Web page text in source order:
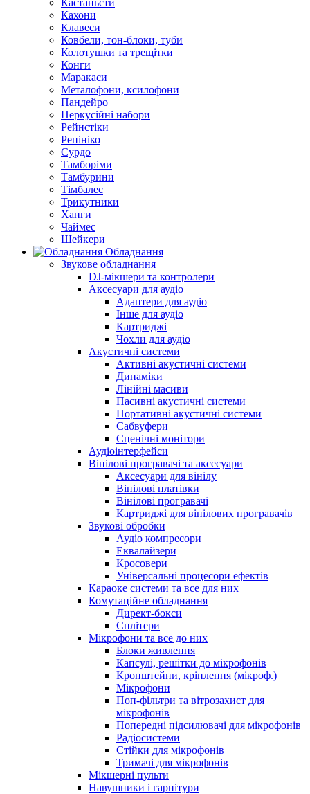
Кастаньєти
Кахони
Клавеси
Ковбели, тон-блоки, туби
Колотушки та трещітки
Конги
Маракаси
Металофони, ксилофони
Пандейро
Перкусійні набори
Рейнстіки
Репініко
Сурдо
Тамборіми
Тамбурини
Тімбалес
Трикутники
Ханги
Чаймес
Шейкери
Обладнання
Звукове обладнання
DJ-мікшери та контролери
Аксесуари для аудіо
Адаптери для аудіо
Інше для аудіо
Картриджі
Чохли для аудіо
Акустичні системи
Активні акустичні системи
Динаміки
Лінійні масиви
Пасивні акустичні системи
Портативні акустичні системи
Сабвуфери
Сценічні монітори
Аудіоінтерфейси
Вінілові програвачі та аксесуари
Аксесуари для вінілу
Вінілові платівки
Вінілові програвачі
Картриджі для вінілових програвачів
Звукові обробки
Аудіо компресори
Еквалайзери
Кросовери
Універсальні процесори ефектів
Караоке системи та все для них
Комутаційне обладнання
Директ-бокси
Сплітери
Мікрофони та все до них
Блоки живлення
Капсулі, решітки до мікрофонів
Кронштейни, кріплення (мікроф.)
Мікрофони
Поп-фільтри та вітрозахист для
мікрофонів
Попередні підсилювачі для мікрофонів
Радіосистеми
Стійки для мікрофонів
Тримачі для мікрофонів
Мікшерні пульти
Навушники і гарнітури